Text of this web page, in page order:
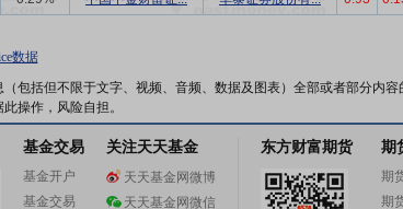
数据
包括但不限于文字、视频、音频、数据及图表）全部或者部分内容
操作，风险自担。
基金交易
基金开户
基金交易
关注天天基金
天天基金网微博
天天基金网微信
东方财富期货 期
期
期